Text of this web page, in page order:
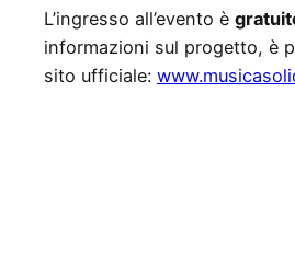
L’ingresso all’evento è
informazioni sul progetto, è
sito ufficiale: